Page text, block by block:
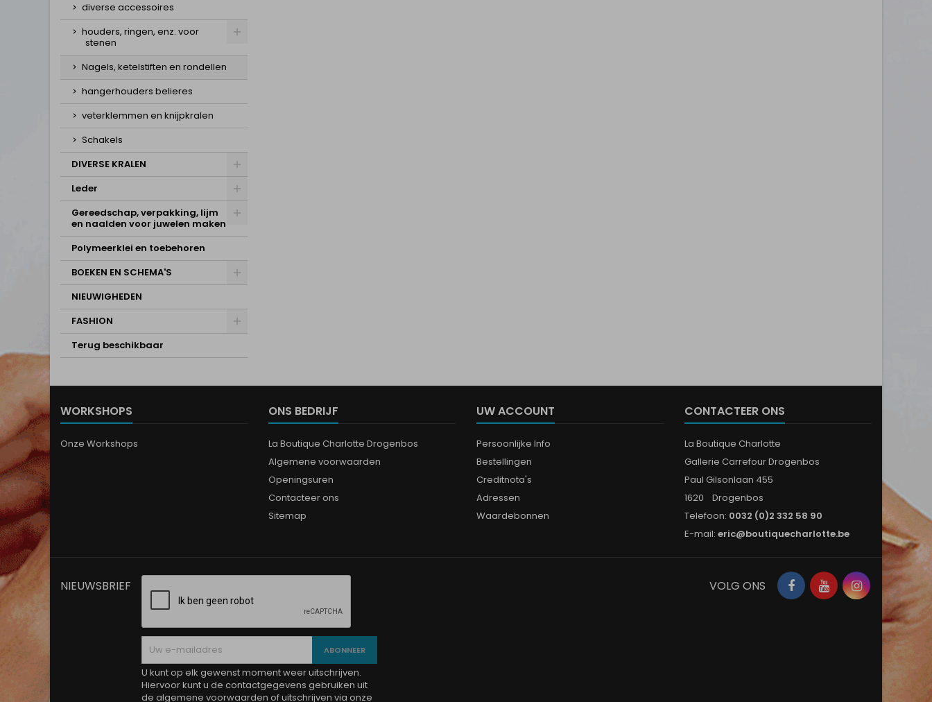
diverse accessoires
houders, ringen, enz. voor
stenen
Nagels, ketelstiften en rondellen
hangerhouders belieres
veterklemmen en knijpkralen
Schakels
DIVERSE KRALEN
Leder
Gereedschap, verpakking, lijm
en naalden voor juwelen maken
Polymeerklei en toebehoren
BOEKEN EN SCHEMA'S
NIEUWIGHEDEN
FASHION
Terug beschikbaar
WORKSHOPS
Onze Workshops
ONS BEDRIJF
La Boutique Charlotte Drogenbos
Algemene voorwaarden
Openingsuren
Contacteer ons
Sitemap
UW ACCOUNT
Persoonlijke Info
Bestellingen
Creditnota's
Adressen
Waardebonnen
CONTACTEER ONS
La Boutique Charlotte
Gallerie Carrefour Drogenbos
Paul Gilsonlaan 455
1620 Drogenbos
Telefoon: 0032 (0)2 332 58 90
E-mail: eric@boutiquecharlotte.be
NIEUWSBRIEF
U kunt op elk gewenst moment weer uitschrijven.
Hiervoor kunt u de contactgegevens gebruiken uit
de algemene voorwaarden of uitschrijven via onze
Facebook
YouTubeInstagram
VOLG ONS